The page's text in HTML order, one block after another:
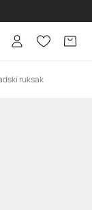
ruksak